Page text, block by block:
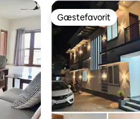
Gæstefavorit
Gæstefavorit